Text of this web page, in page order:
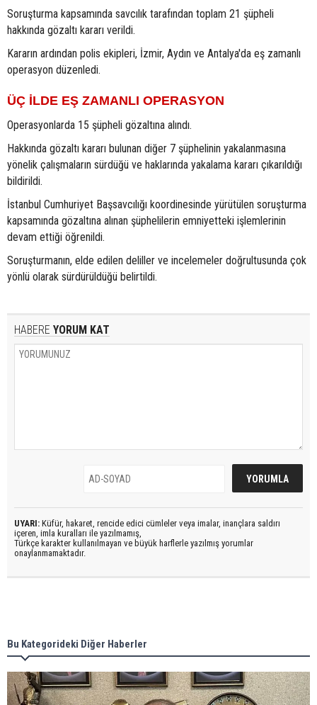
Soruşturma kapsamında savcılık tarafından toplam 21 şüpheli
hakkında gözaltı kararı verildi.
Kararın ardından polis ekipleri, İzmir, Aydın ve Antalya'da eş zamanlı
operasyon düzenledi.
ÜÇ İLDE EŞ ZAMANLI OPERASYON
Operasyonlarda 15 şüpheli gözaltına alındı.
Hakkında gözaltı kararı bulunan diğer 7 şüphelinin yakalanmasına
yönelik çalışmaların sürdüğü ve haklarında yakalama kararı çıkarıldığı
bildirildi.
İstanbul Cumhuriyet Başsavcılığı koordinesinde yürütülen soruşturma
kapsamında gözaltına alınan şüphelilerin emniyetteki işlemlerinin
devam ettiği öğrenildi.
Soruşturmanın, elde edilen deliller ve incelemeler doğrultusunda çok
yönlü olarak sürdürüldüğü belirtildi.
HABERE YORUM KAT
UYARI: Küfür, hakaret, rencide edici cümleler veya imalar, inançlara saldırı
içeren, imla kuralları ile yazılmamış,
Türkçe karakter kullanılmayan ve büyük harflerle yazılmış yorumlar
onaylanmamaktadır.
Bu Kategorideki Diğer Haberler